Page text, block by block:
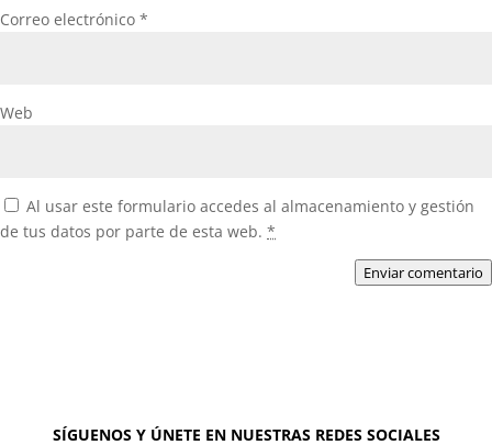
Correo electrónico *
Web
Al usar este formulario accedes al almacenamiento y gestión
de tus datos por parte de esta web. *
Enviar comentario
SÍGUENOS Y ÚNETE EN NUESTRAS REDES SOCIALES